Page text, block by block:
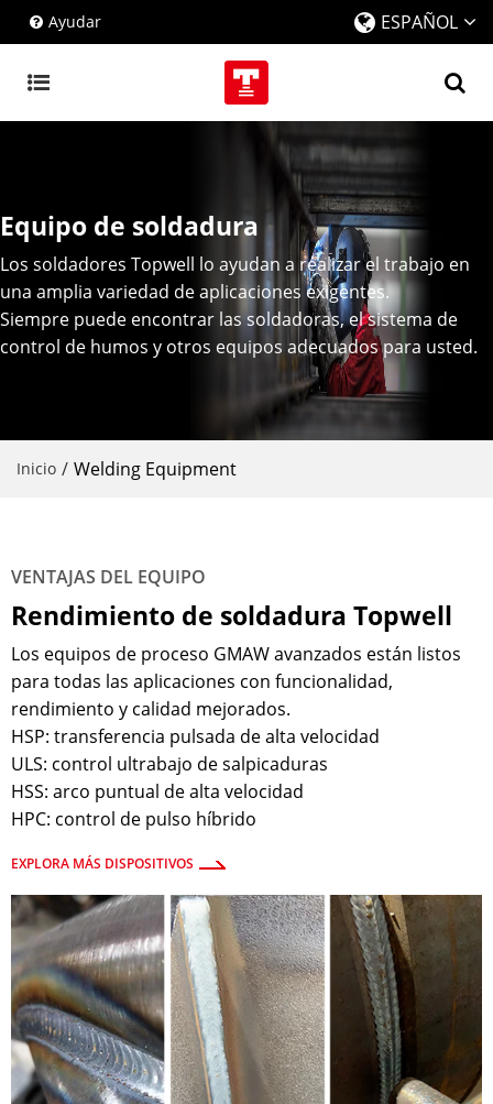
Ayudar ESPAÑOL
Equipo de soldadura
Los soldadores Topwell lo ayudan a realizar el trabajo en
una amplia variedad de aplicaciones exigentes.
Siempre puede encontrar las soldadoras, el sistema de
control de humos y otros equipos adecuados para usted.
Inicio / Welding Equipment
VENTAJAS DEL EQUIPO
Rendimiento de soldadura Topwell
Los equipos de proceso GMAW avanzados están listos
para todas las aplicaciones con funcionalidad,
rendimiento y calidad mejorados.
HSP: transferencia pulsada de alta velocidad
ULS: control ultrabajo de salpicaduras
HSS: arco puntual de alta velocidad
HPC: control de pulso híbrido
EXPLORA MÁS DISPOSITIVOS